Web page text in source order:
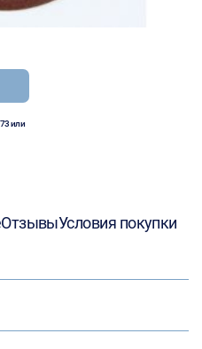
или
ОтзывыУсловия покупки